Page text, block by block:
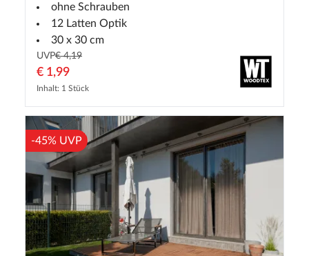
ohne Schrauben
12 Latten Optik
30 x 30 cm
UVP€ 4,19
€ 1,99
Inhalt: 1 Stück
-45% UVP